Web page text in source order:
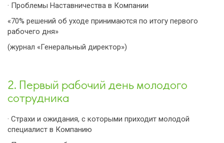
· Проблемы Наставничества в Компании
«70% решений об уходе принимаются по итогу первого
рабочего дня»
(журнал «Генеральный директор»)
2. Первый рабочий день молодого
сотрудника
· Страхи и ожидания, с которыми приходит молодой
специалист в Компанию